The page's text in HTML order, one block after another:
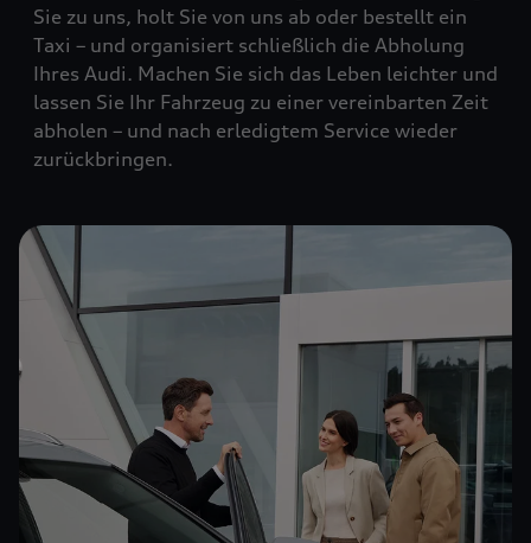
Sie zu uns, holt Sie von uns ab oder bestellt ein
Taxi – und organisiert schließlich die Abholung
Ihres Audi. Machen Sie sich das Leben leichter und
lassen Sie Ihr Fahrzeug zu einer vereinbarten Zeit
abholen – und nach erledigtem Service wieder
zurückbringen.